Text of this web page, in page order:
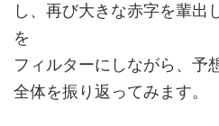
し、再び大きな赤字を輩
を
フィルターにしながら、予
全体を振り返ってみます。